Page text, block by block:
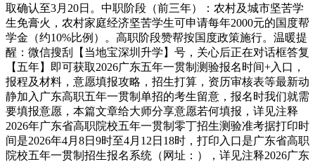
取确认至3月20日。中职阶段（前三年）：农村及城市坚苦学
生免膏火，农村家庭经济坚苦学生可申请每年2000元的国度帮
学金（约10%比例）。高职阶段赞帮按国度政策施行。温暖提
醒：微信搜刮【当地宝深圳升学】号，关心后正在对话框答复
【五年】即可获取2026广东五年一贯制测验报名时间+入口，
报程及材料，意愿填报攻略，招生打算，资历审核表等最新动
静加入广东高职五年一贯制单招的考生留意，报名时我们就需
要填报意愿，本篇文章给大师分享意愿若何填报，详见注释
2026年广东省高职院校五年一贯制零丁招生测验准考据打印时
间是2026年4月8日9时至4月12日18时，打印入口是广东省高职
院校五年一贯制招生报名系统（网址：），详见注释2026广东